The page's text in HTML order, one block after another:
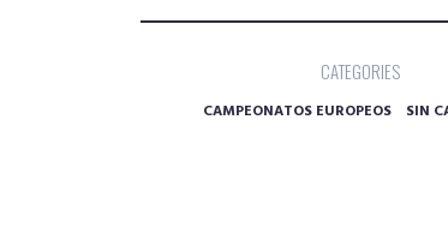
CATEGORIES
CAMPEONATOS EUROPEOS SIN